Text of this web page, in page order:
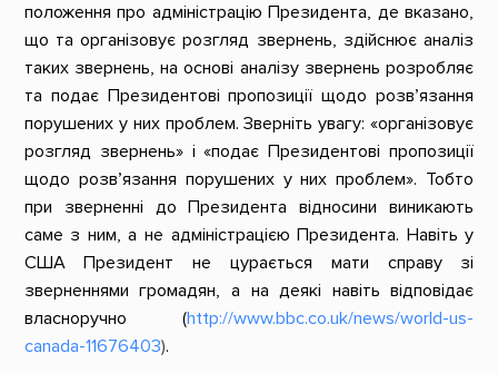
положення про адміністрацію Президента, де вказано,
що та організовує розгляд звернень, здійснює аналіз
таких звернень, на основі аналізу звернень розробляє
та подає Президентові пропозиції щодо розв’язання
порушених у них проблем. Зверніть увагу: «організовує
розгляд звернень» і «подає Президентові пропозиції
щодо розв’язання порушених у них проблем». Тобто
при зверненні до Президента відносини виникають
саме з ним, а не адміністрацією Президента. Навіть у
США Президент не цурається мати справу зі
зверненнями громадян, а на деякі навіть відповідає
власноручно (http://www.bbc.co.uk/news/world-us-
canada-11676403).